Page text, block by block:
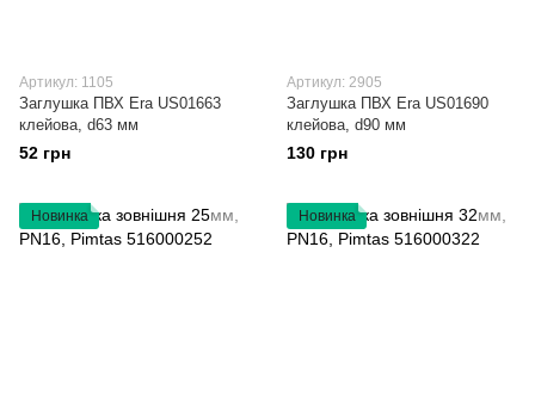
Артикул: 1105
Заглушка ПВХ Era US01663
клейова, d63 мм
52 грн
Артикул: 2905
Заглушка ПВХ Era US01690
клейова, d90 мм
130 грн
Новинка Новинка